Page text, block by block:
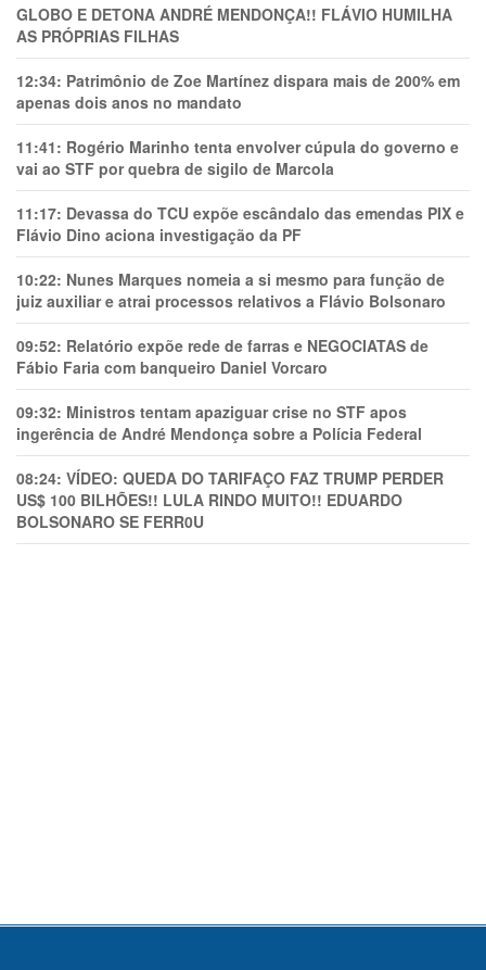
GLOBO E DETONA ANDRÉ MENDONÇA!! FLÁVIO HUMILHA
AS PRÓPRIAS FILHAS
12:34: Patrimônio de Zoe Martínez dispara mais de 200% em
apenas dois anos no mandato
11:41: Rogério Marinho tenta envolver cúpula do governo e
vai ao STF por quebra de sigilo de Marcola
11:17: Devassa do TCU expõe escândalo das emendas PIX e
Flávio Dino aciona investigação da PF
10:22: Nunes Marques nomeia a si mesmo para função de
juiz auxiliar e atrai processos relativos a Flávio Bolsonaro
09:52: Relatório expõe rede de farras e NEGOCIATAS de
Fábio Faria com banqueiro Daniel Vorcaro
09:32: Ministros tentam apaziguar crise no STF apos
ingerência de André Mendonça sobre a Polícia Federal
08:24: VÍDEO: QUEDA DO TARIFAÇO FAZ TRUMP PERDER
US$ 100 BILHÕES!! LULA RINDO MUITO!! EDUARDO
BOLSONARO SE FERR0U